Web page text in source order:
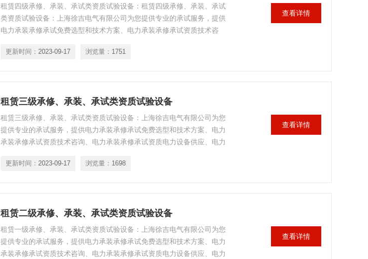
租赁四级承修、承装、承试类资质试验设备：租赁四级承修、承装、承试
类资质试验设备：上海徐吉电气有限公司为您提供专业的承试服务，提供
电力承装承修承试免费选型和技术方案、电力承装承修承试资质技术咨
验设备升级、电力承装承修承试资质试验人员培训等*服务。我司提供的
更新时间： 2023-09-17 浏览量： 1751
查看详情
租赁三级承修、承装、承试类资质试验设备
租赁三级承修、承装、承试类资质试验设备：上海徐吉电气有限公司为您
提供专业的承试服务，提供电力承装承修承试免费选型和技术方案、电力
承装承修承试资质技术咨询、电力承装承修承试资质电力设备供应、电力
训等*服务。我司提供的所有承试设备，三年质保终身保修，让您售后无
更新时间： 2023-09-17 浏览量： 1698
查看详情
租赁二级承修、承装、承试类资质试验设备
租赁一级承修、承装、承试类资质试验设备：上海徐吉电气有限公司为您
提供专业的承试服务，提供电力承装承修承试免费选型和技术方案、电力
承装承修承试资质技术咨询、电力承装承修承试资质电力设备供应、电力
查看详情